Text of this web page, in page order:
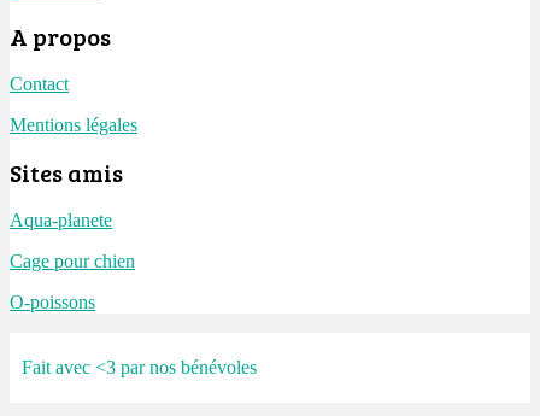
A propos
Contact
Mentions légales
Sites amis
Aqua-planete
Cage pour chien
O-poissons
Fait avec <3 par nos bénévoles